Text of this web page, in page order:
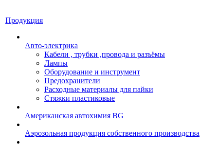
Продукция
Авто-электрика
Кабели , трубки ,провода и разъёмы
Лампы
Оборудование и инструмент
Предохранители
Расходные материалы для пайки
Стяжки пластиковые
Американская автохимия BG
Аэрозольная продукция собственного производства